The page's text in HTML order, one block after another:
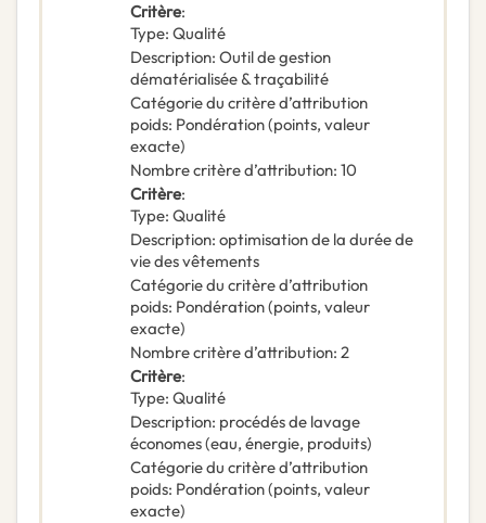
Critère:
Type: Qualité
Description: Outil de gestion
dématérialisée & traçabilité
Catégorie du critère d’attribution
poids: Pondération (points, valeur
exacte)
Nombre critère d’attribution: 10
Critère:
Type: Qualité
Description: optimisation de la durée de
vie des vêtements
Catégorie du critère d’attribution
poids: Pondération (points, valeur
exacte)
Nombre critère d’attribution: 2
Critère:
Type: Qualité
Description: procédés de lavage
économes (eau, énergie, produits)
Catégorie du critère d’attribution
poids: Pondération (points, valeur
exacte)